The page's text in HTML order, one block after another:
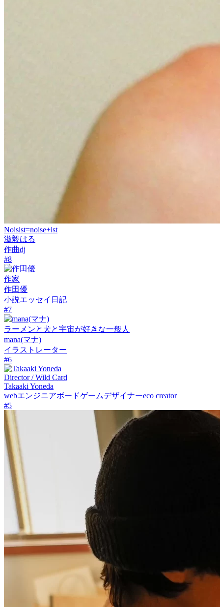
Noisist=noise+ist
滋毅はる
作曲dj
#8
作家
作田優
小説エッセイ 日記
#7
ラーメンと犬と宇宙が好きな一般人
mana(マナ)
イラストレーター
#6
Director / Wild Card
Takaaki Yoneda
webエンジニアボードゲームデザイナーeco creator
#5